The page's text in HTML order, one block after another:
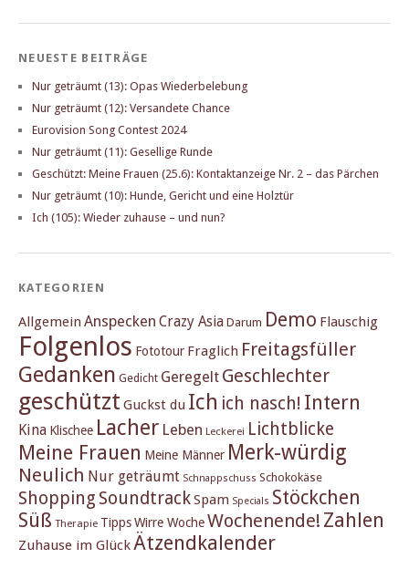
NEUESTE BEITRÄGE
Nur geträumt (13): Opas Wiederbelebung
Nur geträumt (12): Versandete Chance
Eurovision Song Contest 2024
Nur geträumt (11): Gesellige Runde
Geschützt: Meine Frauen (25.6): Kontaktanzeige Nr. 2 – das Pärchen
Nur geträumt (10): Hunde, Gericht und eine Holztür
Ich (105): Wieder zuhause – und nun?
KATEGORIEN
Allgemein Anspecken Crazy Asia Darum Demo Flauschig
Folgenlos Fototour Fraglich Freitagsfüller
Gedanken Gedicht Geregelt Geschlechter
geschützt Guckst du Ich ich nasch! Intern
Kina Klischee Lacher Leben Leckerei Lichtblicke
Meine Frauen Meine Männer Merk-würdig
Neulich Nur geträumt Schnappschuss Schokokäse
Shopping SoundtrackSpam Specials Stöckchen
Süß Therapie TippsWirre WocheWochenende! Zahlen
Zuhause im GlückÄtzendkalender